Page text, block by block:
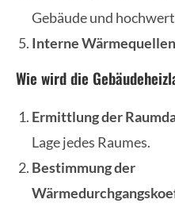
Gebäude und
Interne Wärmequellen
Wie wird die
Ermittlung der
Lage jedes Raumes.
Bestimmung der